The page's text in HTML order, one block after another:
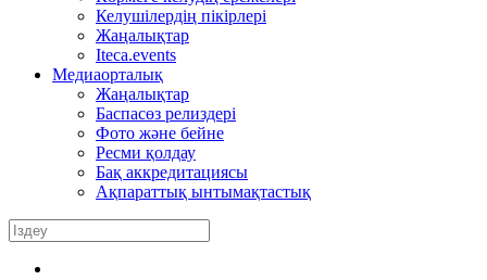
Келушілердің пікірлері
Жаңалықтар
Iteca.events
Медиаорталық
Жаңалықтар
Баспасөз релиздері
Фото және бейне
Ресми қолдау
Бақ аккредитациясы
Ақпараттық ынтымақтастық